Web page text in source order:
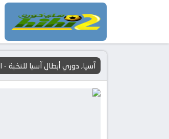
آسيا, دوري أبطال آسيا للنخبة -